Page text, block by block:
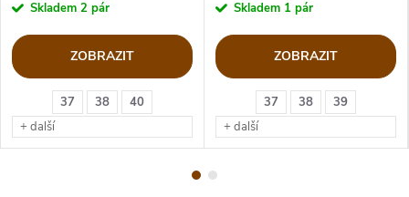
37 38
40
+ další
Skladem 2 pár
ZOBRAZIT
37 38
39
+ další
Skladem 1 pár
ZOBRAZIT